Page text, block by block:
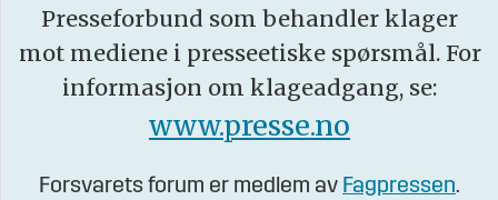
Presseforbund som behandler klager
mot mediene i presseetiske spørsmål. For
informasjon om klageadgang, se:
www.presse.no
Forsvarets forum er medlem av Fagpressen.